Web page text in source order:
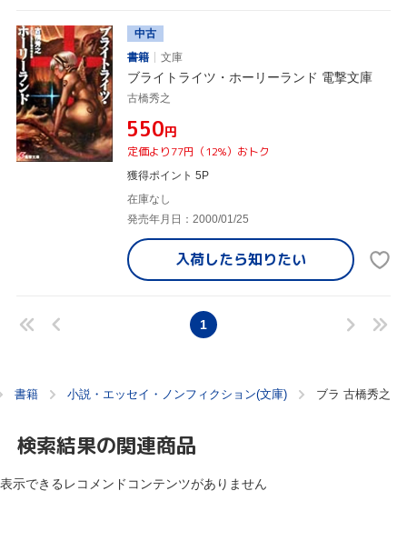
中古
書籍
文庫
ブライトライツ・ホーリーランド 電撃文庫
古橋秀之
¥550円
定価より77円（12%）おトク
獲得ポイント 5P
在庫なし
発売年月日：2000/01/25
入荷したら知りたい
1
書籍 小説・エッセイ・ノンフィクション(文庫) ブラ 古橋秀之
検索結果の関連商品
表示できるレコメンドコンテンツがありません